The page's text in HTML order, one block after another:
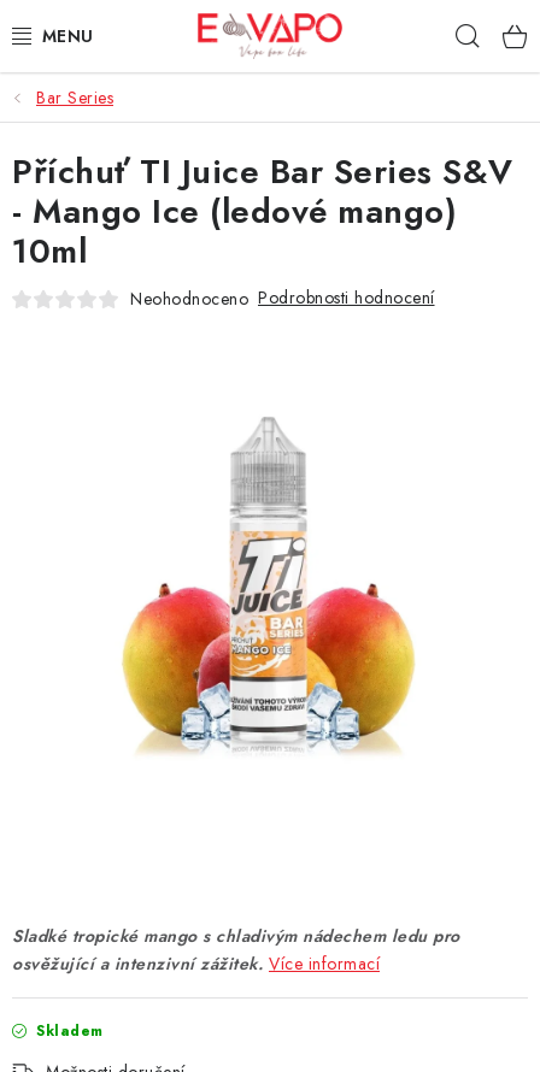
na
3D TISK
TIPY ZA DOBROU CENU
AROMATA A PŘÍCHUTĚ
BÁZE
ATOMIZÉRY A CARTRIDGE
BATERIE A NABÍJEČKY
PŘÍSLUŠENSTVÍ
ZNAČKY
Bar Series
Sladké tropické mango s chladivým nádechem ledu pro
osvěžující a intenzivní zážitek. Více informací
Skladem
Příchuť TI Juice Bar Series S&V
- Mango Ice (ledové mango)
10ml
Neohodnoceno Podrobnosti hodnocení